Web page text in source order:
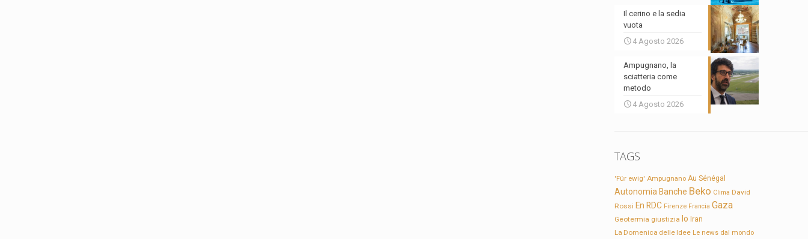
Il cerino e la sedia
vuota
4 Agosto 2026
Ampugnano, la
sciatteria come
metodo
4 Agosto 2026
TAGS
'Für ewig' Ampugnano Au Sénégal
Autonomia Banche Beko Clima David
Rossi En RDC Firenze Francia Gaza
Geotermia giustizia Io Iran
La Domenica delle Idee Le news dal mondo